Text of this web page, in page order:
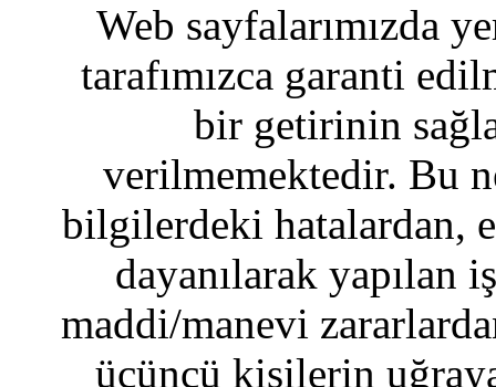
Web sayfalarımızda
tarafımızca garanti
bir getirinin
verilmemektedir. Bu
bilgilerdeki hatalardan,
dayanılarak yapılan
maddi/manevi
üçüncü kişilerin